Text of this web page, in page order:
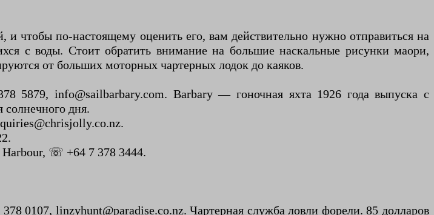
чтобы по-настоящему оценить его, вам действительно нужно отправиться на
с воды. Стоит обратить внимание на большие наскальные рисунки маори,
от больших моторных чартерных лодок до каяков.
5879, info@sailbarbary.com. Barbary — гоночная яхта 1926 года выпуска с
дня.
Harbour, ☏ +64 7 378 3444.
0107, linzyhunt@paradise.co.nz. Чартерная служба ловли форели. 85 долларов